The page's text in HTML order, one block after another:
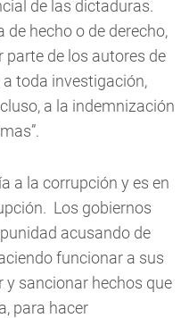
de las dictaduras.
de hecho o de derecho,
parte de los autores de
toda investigación,
a la indemnización
a la corrupción y es en
Los gobiernos
acusando de
funcionar a sus
y sancionar hechos que
para hacer